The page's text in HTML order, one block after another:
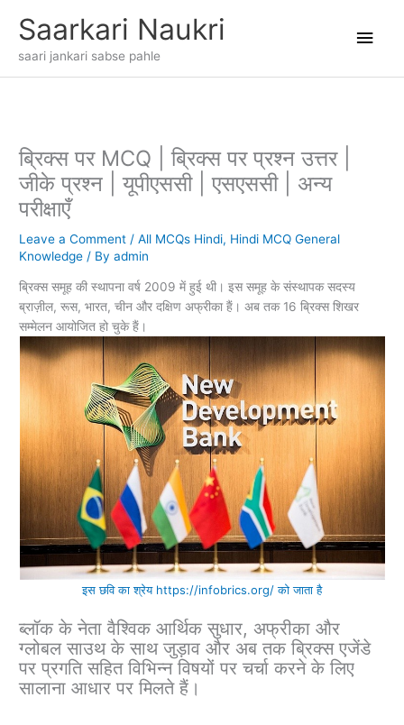
Saarkari Naukri
saari jankari sabse pahle
ब्रिक्स पर MCQ | ब्रिक्स पर प्रश्न उत्तर |
जीके प्रश्न | यूपीएससी | एसएससी | अन्य
परीक्षाएँ
Leave a Comment /All MCQs Hindi, Hindi MCQ General
Knowledge / Byadmin
ब्रिक्स समूह की स्थापना वर्ष 2009 में हुई थी। इस समूह के संस्थापक सदस्य
ब्राज़ील, रूस, भारत, चीन और दक्षिण अफ्रीका हैं। अब तक 16 ब्रिक्स शिखर
सम्मेलन आयोजित हो चुके हैं।
इस छवि का श्रेय https://infobrics.org/ को जाता है
ब्लॉक के नेता वैश्विक आर्थिक सुधार, अफ्रीका और
ग्लोबल साउथ के साथ जुड़ाव और अब तक ब्रिक्स एजेंडे
पर प्रगति सहित विभिन्न विषयों पर चर्चा करने के लिए
सालाना आधार पर मिलते हैं।